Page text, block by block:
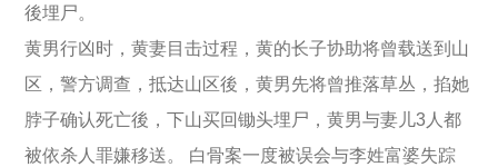
後埋尸。
黄男行凶时，黄妻目击过程，黄的长子协助将曾载送到山
区，警方调查，抵达山区後，黄男先将曾推落草丛，掐她
脖子确认死亡後，下山买回锄头埋尸，黄男与妻儿3人都
被依杀人罪嫌移送。 白骨案一度被误会与李姓富婆失踪